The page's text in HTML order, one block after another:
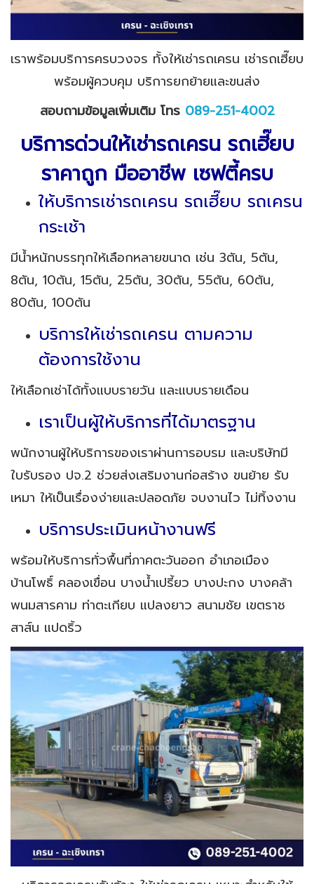
เราพร้อมบริการครบวงจร ทั้งให้เช่ารถเครน เช่ารถเฮี๊ยบ
พร้อมผู้ควบคุม บริการยกย้ายและขนส่ง
สอบถามข้อมูลเพิ่มเติม โทร 089-251-4002
บริการด่วนให้เช่ารถเครน รถเฮี๊ยบ
ราคาถูก มืออาชีพ เซฟตี้ครบ
ให้บริการเช่ารถเครน รถเฮี๊ยบ รถเครน
กระเช้า
มีน้ำหนักบรรทุกให้เลือกหลายขนาด เช่น 3ตัน, 5ตัน,
8ตัน, 10ตัน, 15ตัน, 25ตัน, 30ตัน, 55ตัน, 60ตัน,
80ตัน, 100ตัน
บริการให้เช่ารถเครน ตามความ
ต้องการใช้งาน
ให้เลือกเช่าได้ทั้งแบบรายวัน และแบบรายเดือน
เราเป็นผู้ให้บริการที่ได้มาตรฐาน
พนักงานผู้ให้บริการของเราผ่านการอบรม และบริษัทมี
ใบรับรอง ปจ.2 ช่วยส่งเสริมงานก่อสร้าง ขนย้าย รับ
เหมา ให้เป็นเรื่องง่ายและปลอดภัย จบงานไว ไม่ทิ้งงาน
บริการประเมินหน้างานฟรี
พร้อมให้บริการทั่วพื้นที่ภาคตะวันออก อำเภอเมือง
บ้านโพธิ์ คลองเขื่อน บางน้ำเปรี้ยว บางปะกง บางคล้า
พนมสารคาม ท่าตะเกียบ แปลงยาว สนามชัย เขตราช
สาส์น แปดริ้ว